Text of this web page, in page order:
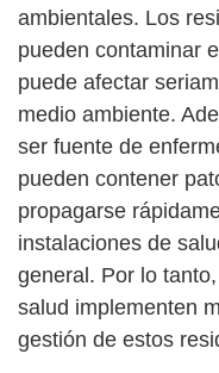
ambientales. Los
pueden contaminar
puede afectar
medio ambiente.
ser fuente de
pueden contener
propagarse
instalaciones de
general. Por lo
salud implementen
gestión de estos